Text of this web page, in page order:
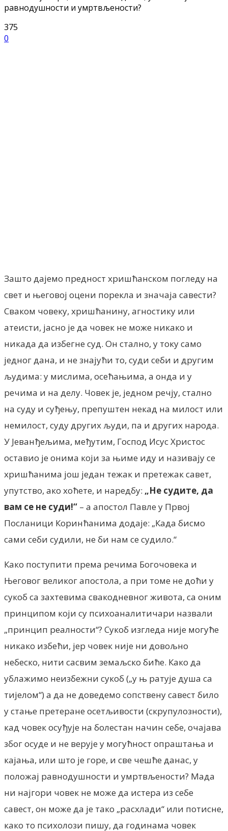
равнодушности и умртвљености?
375
0
Зашто дајемо предност хришћанском погледу на
свет и његовој оцени порекла и значаја савести?
Сваком човеку, хришћанину, агностику или
атеисти, јасно је да човек не може никако и
никада да избегне суд. Он стално, у току само
једног дана, и не знајући то, суди себи и другим
људима: у мислима, осећањима, а онда и у
речима и на делу. Човек је, једном речју, стално
на суду и суђењу, препуштен некад на милост или
немилост, суду других људи, па и других народа.
У Јеванђељима, међутим, Господ Исус Христос
оставио је онима који за њиме иду и називају се
хришћанима још један тежак и претежак савет,
упутство, ако хоћете, и наредбу: „Не судите, да
вам се не суди!“ – а апостол Павле у Првој
Посланици Коринћанима додаје: „Када бисмо
сами себи судили, не би нам се судило.“
Како поступити према речима Богочовека и
Његовог великог апостола, а при томе не доћи у
сукоб са захтевима свакодневног живота, са оним
принципом који су психоаналитичари назвали
„принцип реалности“? Сукоб изгледа није могуће
никако избећи, јер човек није ни довољно
небеско, нити сасвим земаљско биће. Како да
ублажимо неизбежни сукоб („у њ ратује душа са
тијелом“) а да не доведемо сопствену савест било
у стање претеране осетљивости (скрупулозности),
кад човек осуђује на болестан начин себе, очајава
због осуде и не верује у могућност опраштања и
кајања, или што је горе, и све чешће данас, у
положај равнодушности и умртвљености? Мада
ни најгори човек не може да истера из себе
савест, он може да је тако „расхлади“ или потисне,
како то психолози пишу, да годинама човек